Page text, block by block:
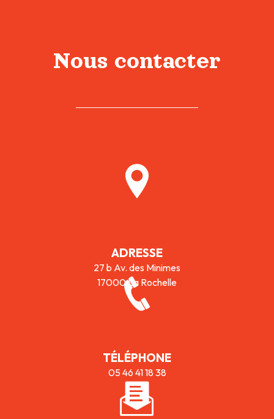
Nous contacter
ADRESSE
27 b Av. des Minimes
17000 La Rochelle
TÉLÉPHONE
05 46 41 18 38